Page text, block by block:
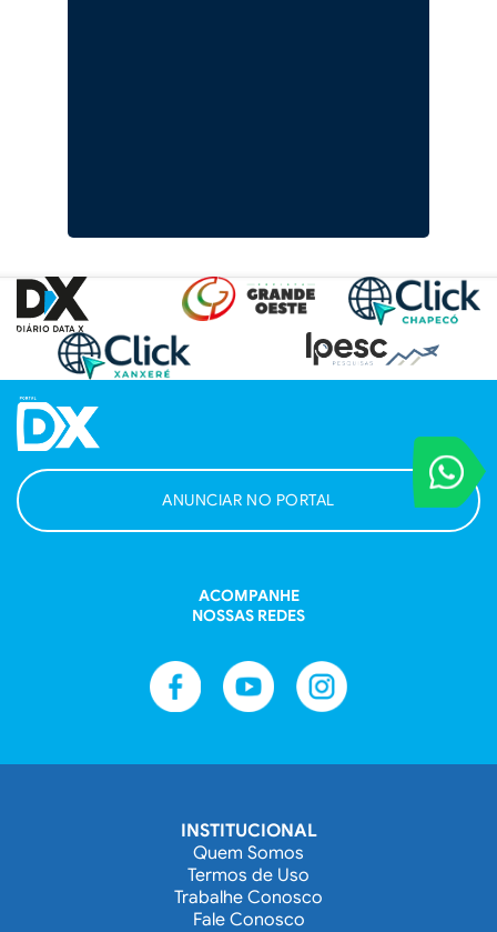
VOCÊ
Entre em
ANUNCIAR NO PORTAL
ACOMPANHE
NOSSAS REDES
INSTITUCIONAL
Quem Somos
Termos de Uso
Trabalhe Conosco
Fale Conosco